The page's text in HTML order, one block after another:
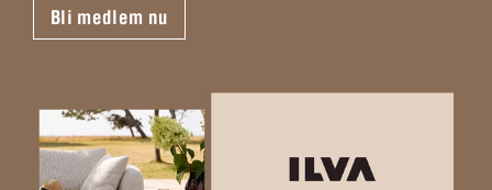
Bli medlem nu